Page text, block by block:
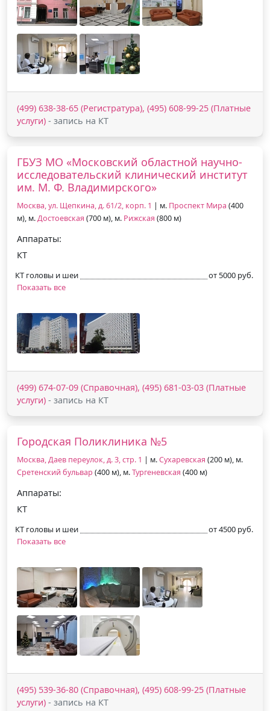
(499) 638-38-65 (Регистратура), (495) 608-99-25 (Платные
услуги) - запись на КТ
ГБУЗ МО «Московский областной научно-
исследовательский клинический институт
им. М. Ф. Владимирского»
Москва, ул. Щепкина, д. 61/2, корп. 1 | м. Проспект Мира (400
м), м.Достоевская (700 м), м. Рижская (800 м)
Аппараты:
КТ
КТ головы и шеи
от 5000 руб.
Показать все
(499) 674-07-09 (Справочная), (495) 681-03-03 (Платные
услуги) - запись на КТ
Городская Поликлиника №5
Москва, Даев переулок, д. 3, стр. 1 | м.Сухаревская (200 м), м.
Сретенский бульвар (400 м), м.Тургеневская (400 м)
Аппараты:
КТ
КТ головы и шеи
от 4500 руб.
Показать все
(495) 539-36-80 (Справочная), (495) 608-99-25 (Платные
услуги) - запись на КТ